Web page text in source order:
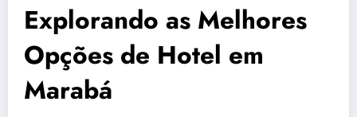
Explorando as Melhores
Opções de Hotel em
Marabá